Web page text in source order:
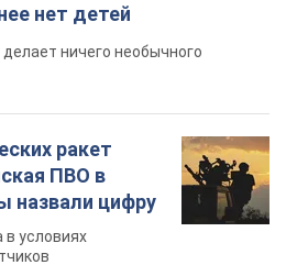
нет детей
ничего необычного
ракет
ПВО в
назвали цифру
в условиях